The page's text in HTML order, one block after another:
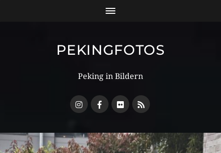
PEKINGFOTOS
Peking in Bildern